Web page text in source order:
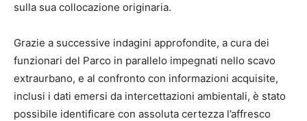
sulla sua collocazione originaria.
Grazie a successive indagini approfondite, a cura dei
funzionari del Parco in parallelo impegnati nello scavo
extraurbano, e al confronto con informazioni acquisite,
inclusi i dati emersi da intercettazioni ambientali, è stato
possibile identificare con assoluta certezza l’affresco